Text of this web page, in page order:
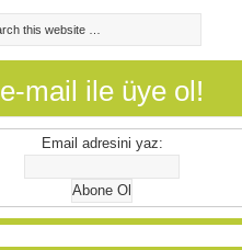
e-mail ile üye ol!
Email adresini yaz: